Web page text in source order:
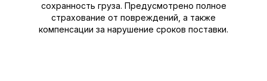
сохранность груза. Предусмотрено полное
страхование от повреждений, а также
компенсации за нарушение сроков поставки.